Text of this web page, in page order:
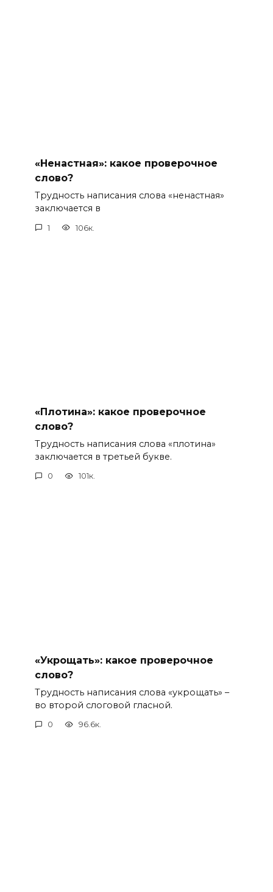
«Ненастная»: какое проверочное
слово?
Трудность написания слова «ненастная»
заключается в
1 106к.
«Плотина»: какое проверочное
слово?
Трудность написания слова «плотина»
заключается в третьей букве.
0 101к.
«Укрощать»: какое проверочное
слово?
Трудность написания слова «укрощать» –
во второй слоговой гласной.
0 96.6к.